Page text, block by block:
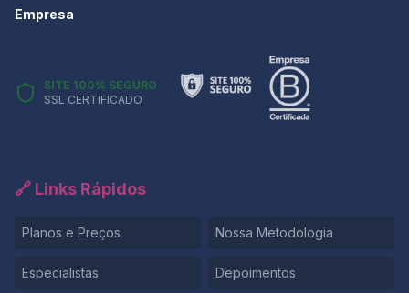
Empresa
SITE 100% SEGURO
SSL CERTIFICADO
🔗 Links Rápidos
Planos e Preços Nossa Metodologia
Especialistas Depoimentos